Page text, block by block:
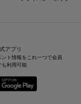
アプリ
ト情報をこれ一つで会員
も利用可能